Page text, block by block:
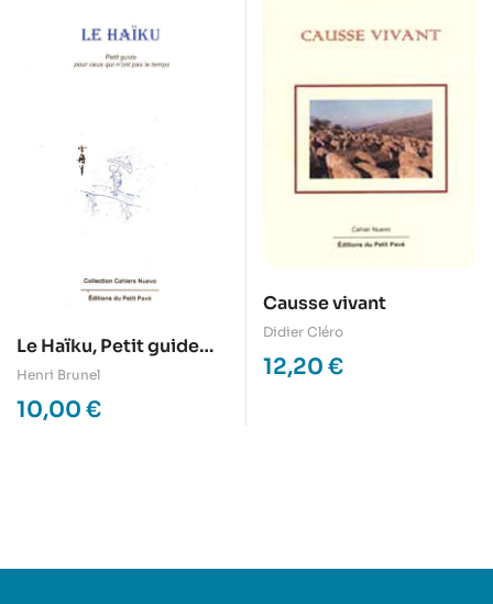
Le Haïku, Petit guide
pour ceux qui n’ont pas
le temps
Henri Brunel
10,00 €
Causse vivant
Didier Cléro
12,20 €